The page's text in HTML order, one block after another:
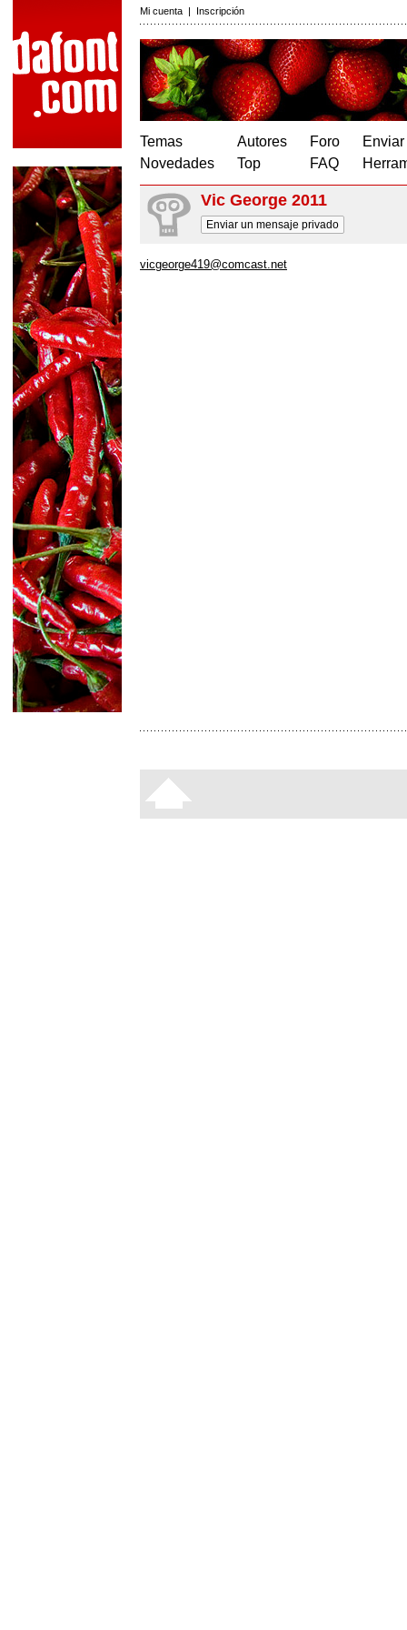
Mi cuenta | Inscripción
Temas
Novedades
Autores
Top
Foro
FAQ
Vic George 2011
Enviar un mensaje privado
vicgeorge419@comcast.net